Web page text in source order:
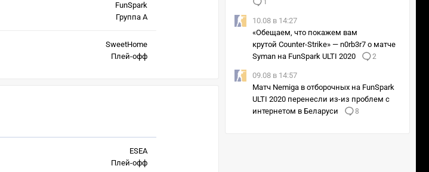
FunSpark
Группа А
SweetHome
Плей-офф
ESEA
Плей-офф
1
10.08 в 14:27
«Обещаем, что покажем вам
крутой Counter-Strike» — n0rb3r7 о матче
Syman на FunSpark ULTI 2020
2
09.08 в 14:57
Матч Nemiga в отборочных на FunSpark
ULTI 2020 перенесли из-из проблем с
интернетом в Беларуси
8